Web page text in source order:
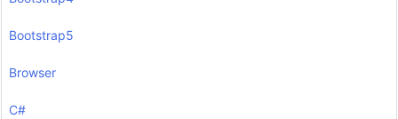
Bootstrap5
Browser
C#